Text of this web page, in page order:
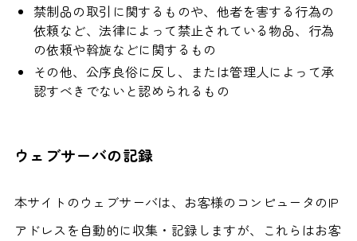
禁制品の取引に関するものや、他者を害する行為の
依頼など、法律によって禁止されている物品、行為
の依頼や斡旋などに関するもの
その他、公序良俗に反し、または管理人によって承
認すべきでないと認められるもの
ウェブサーバの記録
本サイトのウェブサーバは、お客様のコンピュータのIP
アドレスを自動的に収集・記録しますが、これらはお客